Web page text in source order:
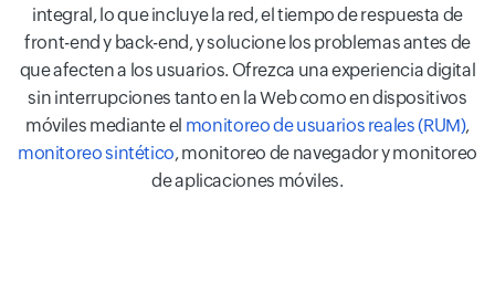
integral, lo que incluye la red, el tiempo de respuesta de
front-end y back-end, y solucione los problemas antes de
que afecten a los usuarios. Ofrezca una experiencia digital
sin interrupciones tanto en la Web como en dispositivos
móviles mediante el monitoreo de usuarios reales (RUM),
monitoreo sintético, monitoreo de navegador y monitoreo
de aplicaciones móviles.